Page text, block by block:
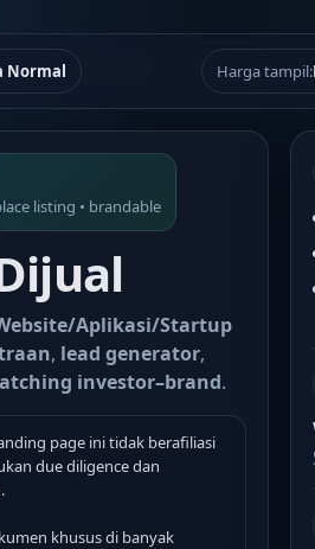
Normal Harga tampil:
listing • brandable
Aplikasi/Startup
, lead generator,
investor–brand.
page ini tidak berafiliasi
due diligence dan
khusus di banyak